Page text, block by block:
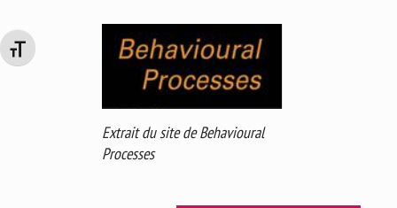
Changer la taille de la police
Extrait du site de Behavioural
Processes